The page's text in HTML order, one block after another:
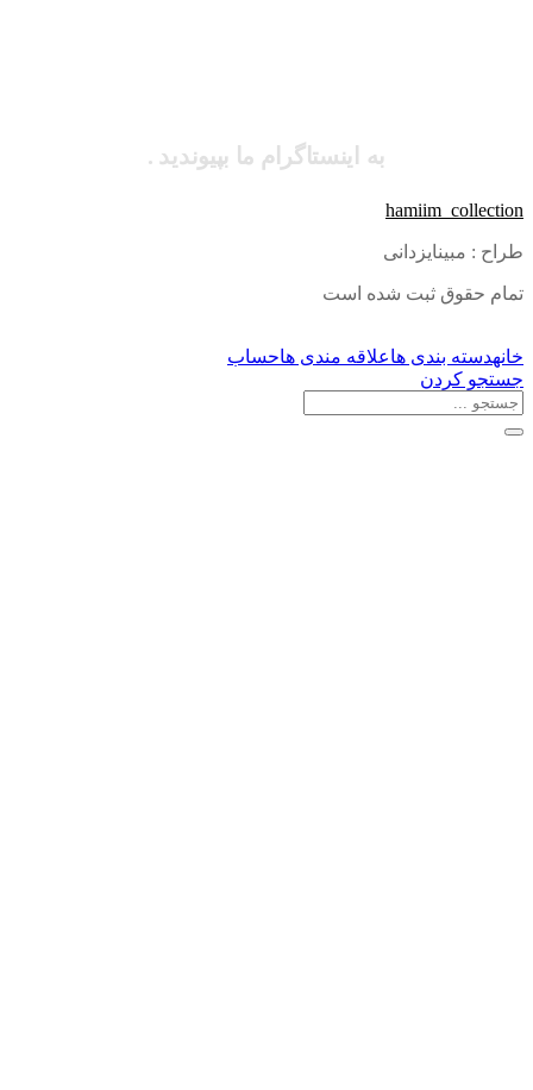
به اینستاگرام ما بپیوندید .
hamiim_collection
طراح : مبینایزدانی
تمام حقوق ثبت شده است
خانهدسته بندی هاعلاقه مندی هاحساب
جستجو کردن